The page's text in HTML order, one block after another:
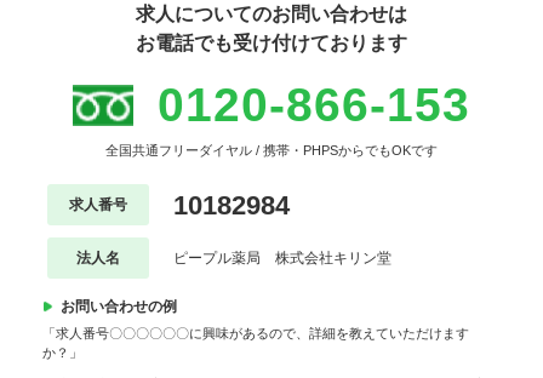
求人についてのお問い合わせは
お電話でも受け付けております
0120-866-153
全国共通フリーダイヤル / 携帯・PHPSからでもOKです
求人番号 10182984
法人名 ピープル薬局 株式会社キリン堂
お問い合わせの例
「求人番号〇〇〇〇〇〇に興味があるので、詳細を教えていただけます
か？」